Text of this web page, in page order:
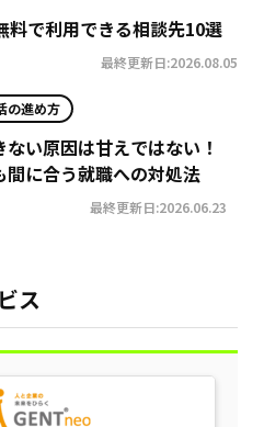
料で利用できる相談先10選
最終更新日:2026.08.05
の進め方
い原因は甘えではない！
間に合う就職への対処法
最終更新日:2026.06.23
ス